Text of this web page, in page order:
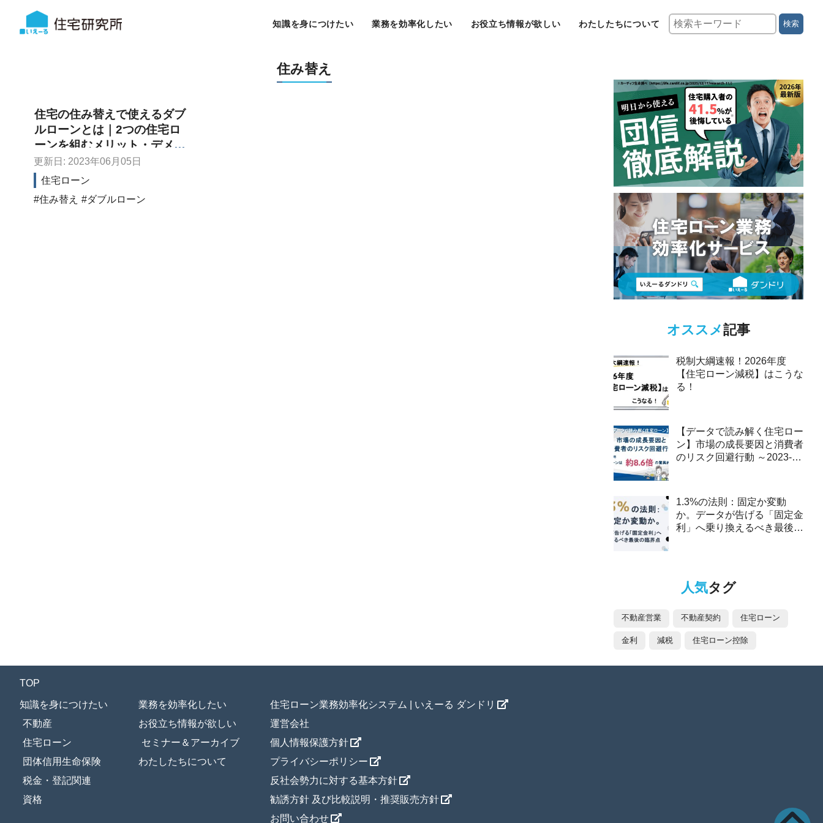
知識を身につけたい 業務を効率化したい お役立ち情報が欲しい わたしたちについて 検索
住み替え
住宅の住み替えで使えるダブ
ルローンとは｜2つの住宅ロ
ーンを組むメリット・デメリ
ット
更新日: 2023年06月05日
住宅ローン
住み替え
ダブルローン
オススメ記事
税制大綱速報！2026年度
【住宅ローン減税】はこうな
る！
【データで読み解く住宅ロー
ン】市場の成長要因と消費者
のリスク回避行動 ～2023-
1.3%の法則：固定か変動
か。データが告げる「固定金
利」へ乗り換えるべき最後の
人気タグ
不動産営業 不動産契約 住宅ローン
金利 減税 住宅ローン控除
TOP
知識を身につけたい
不動産
住宅ローン
団体信用生命保険
税金・登記関連
資格
業務を効率化したい
お役立ち情報が欲しい
セミナー＆アーカイブ
わたしたちについて
住宅ローン業務効率化システム | いえーる ダンドリ
運営会社
個人情報保護方針
プライバシーポリシー
反社会勢力に対する基本方針
勧誘方針 及び比較説明・推奨販売方針
お問い合わせ